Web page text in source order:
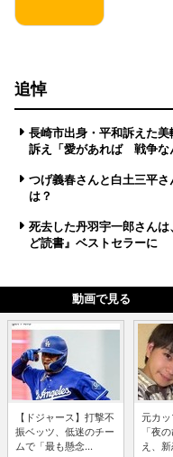
追悼
長崎市出身・平和訴えた
訴え「愛があれば 戦争な
つげ義春さんと白土三平
は？
死去した丹羽宇一郎さん
ど読書』ベストセラーに
動画で見る
【ドジャース】打撃不
振ベッツ、低迷のチー
ムで「最も懸念...
元カ
「夜
え、